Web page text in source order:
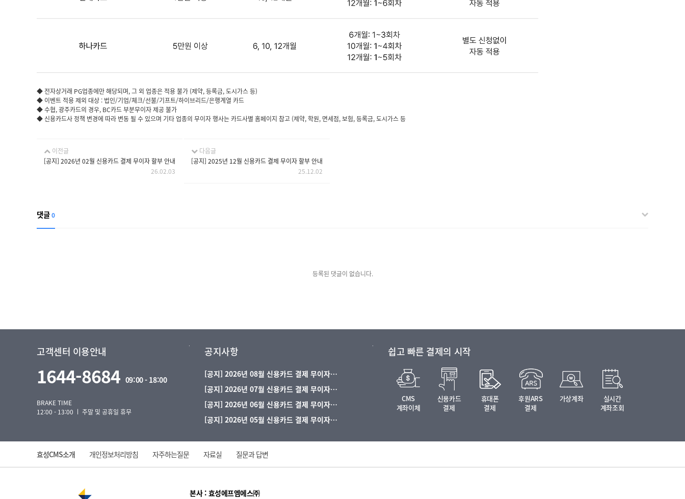
◆ 전자상거래 PG업종에만 해당되며, 그 외 업종은 적용 불가 (제약, 등록금, 도시가스 등)
◆ 이벤트 적용 제외 대상 : 법인/기업/체크/선불/기프트/하이브리드/은행계열 카드
◆ 수협, 광주카드의 경우, BC카드 부분무이자 제공 불가
◆ 신용카드사 정책 변경에 따라 변동 될 수 있으며 기타 업종의 무이자 행사는 카드사별 홈페이지 참고 (제약, 학원, 면세점, 보험, 등록금, 도시가스 등
이전글
[공지] 2026년 02월 신용카드 결제 무이자 할부 안내
26.02.03
다음글
[공지] 2025년 12월 신용카드 결제 무이자 할부 안내
25.12.02
댓글0
등록된 댓글이 없습니다.
고객센터 이용안내
1644-8684 09:00 - 18:00
BRAKE TIME
12:00 - 13:00 ㅣ 주말 및 공휴일 휴무
공지사항
[공지] 2026년 08월 신용카드 결제 무이자…
[공지] 2026년 07월 신용카드 결제 무이자…
[공지] 2026년 06월 신용카드 결제 무이자…
[공지] 2026년 05월 신용카드 결제 무이자…
쉽고 빠른 결제의 시작
CMS
계좌이체
신용카드
결제
휴대폰
결제
후원ARS
결제
가상계좌
실시간
계좌조회
효성CMS소개 개인정보처리방침 자주하는질문 자료실 질문과 답변
본사 : 효성에프엠에스㈜